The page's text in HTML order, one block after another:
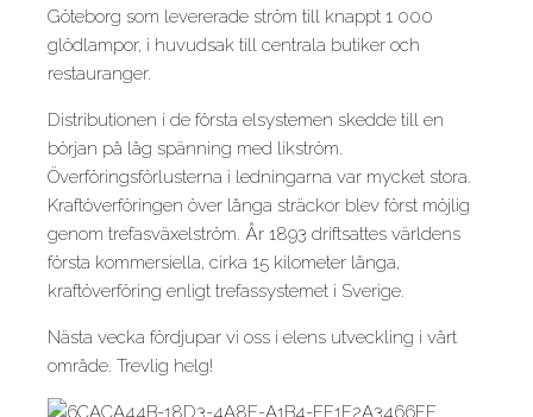
Göteborg som levererade ström till knappt 1 000
glödlampor, i huvudsak till centrala butiker och
restauranger.
Distributionen i de första elsystemen skedde till en
början på låg spänning med likström.
Överföringsförlusterna i ledningarna var mycket stora.
Kraftöverföringen över långa sträckor blev först möjlig
genom trefasväxelström. År 1893 driftsattes världens
första kommersiella, cirka 15 kilometer långa,
kraftöverföring enligt trefassystemet i Sverige.
Nästa vecka fördjupar vi oss i elens utveckling i vårt
område. Trevlig helg!